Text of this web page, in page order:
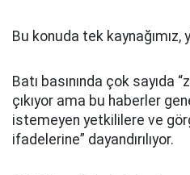
Bu konuda tek kaynağımız,
Batı basınında çok sayıda
çıkıyor ama bu haberler
istemeyen yetkililere ve
ifadelerine” dayandırılıyor.